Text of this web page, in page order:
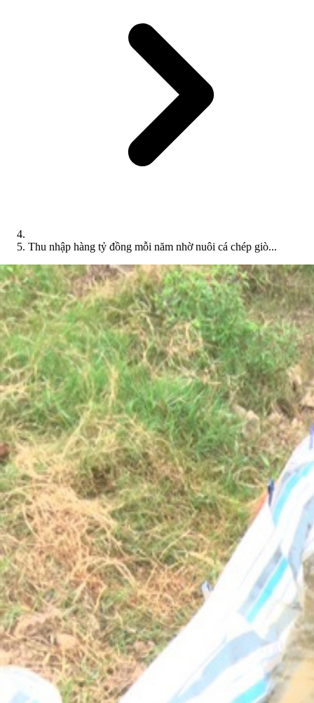
Thu nhập hàng tỷ đồng mỗi năm nhờ nuôi cá chép giò...